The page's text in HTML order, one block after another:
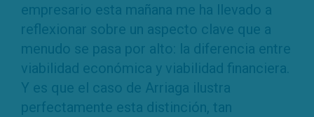
empresario esta mañana me ha llevado a
reflexionar sobre un aspecto clave que a
menudo se pasa por alto: la diferencia entre
viabilidad económica y viabilidad financiera.
Y es que el caso de Arriaga ilustra
perfectamente esta distinción, tan